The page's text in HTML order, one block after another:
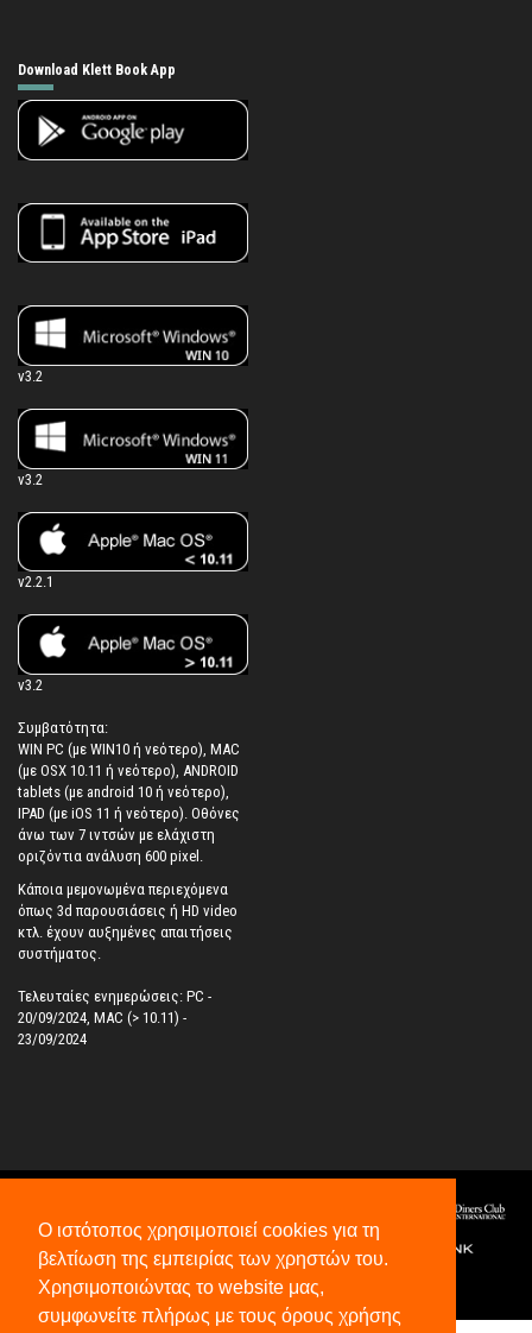
Ο ιστότοπος χρησιμοποιεί cookies για τη
βελτίωση της εμπειρίας των χρηστών του.
Χρησιμοποιώντας το website μας,
συμφωνείτε πλήρως με τους όρους χρήσης
Download Klett Book App
v3.2
v3.2
v2.2.1
v3.2
Συμβατότητα:
WIN PC (με WIN10 ή νεότερο), MAC
(με OSX 10.11 ή νεότερο), ANDROID
tablets (με android 10 ή νεότερο),
IPAD (με iOS 11 ή νεότερο). Oθόνες
άνω των 7 ιντσών με ελάχιστη
οριζόντια ανάλυση 600 pixel.
Κάποια μεμονωμένα περιεχόμενα
όπως 3d παρουσιάσεις ή HD video
κτλ. έχουν αυξημένες απαιτήσεις
συστήματος.
Τελευταίες ενημερώσεις: PC -
20/09/2024, MAC (> 10.11) -
23/09/2024
© 2026 All Rights Reserved.